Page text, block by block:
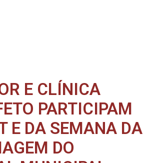
E CLÍNICA
PARTICIPAM
E DA SEMANA DA
DO